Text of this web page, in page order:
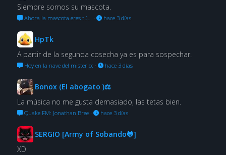
Siempre somos su mascota.
Ahora la mascota eres tú… · hace 3 días
HpTk
A partir de la segunda cosecha ya es para sospechar.
Hoy en la nave del misterio: · hace 3 días
Bonox (El abogato )⚖
La música no me gusta demasiado, las tetas bien.
Quake FM: Jonathan Bree· hace 3 días
SERGIO [Army of Sobando🐸]
XD